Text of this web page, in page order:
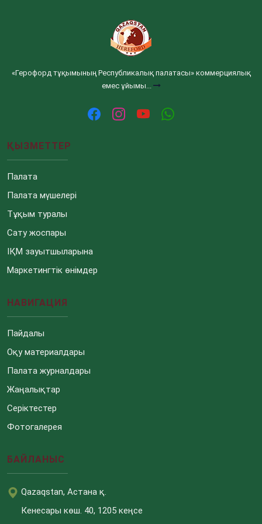
«Герофорд тұқымының Республикалық палатасы» коммерциялық
емес ұйымы...
ҚЫЗМЕТТЕР
Палата
Палата мүшелері
Тұқым туралы
Сату жоспары
ІҚМ зауытшыларына
Маркетингтік өнімдер
НАВИГАЦИЯ
Пайдалы
Оқу материалдары
Палата журналдары
Жаңалықтар
Серіктестер
Фотогалерея
БАЙЛАНЫС
Qazaqstan, Астана қ.
Кенесары көш. 40, 1205 кеңсе